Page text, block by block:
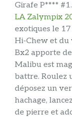
Girafe P****
LA Zalympix
exotiques le
Hi-Chew et du
Bx2 apporte
Malibu est
battre. Roulez
déposez un
hachage,
de pierre et